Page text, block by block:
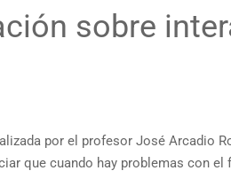
sobre
por el profesor José Arcadio
que cuando hay problemas con